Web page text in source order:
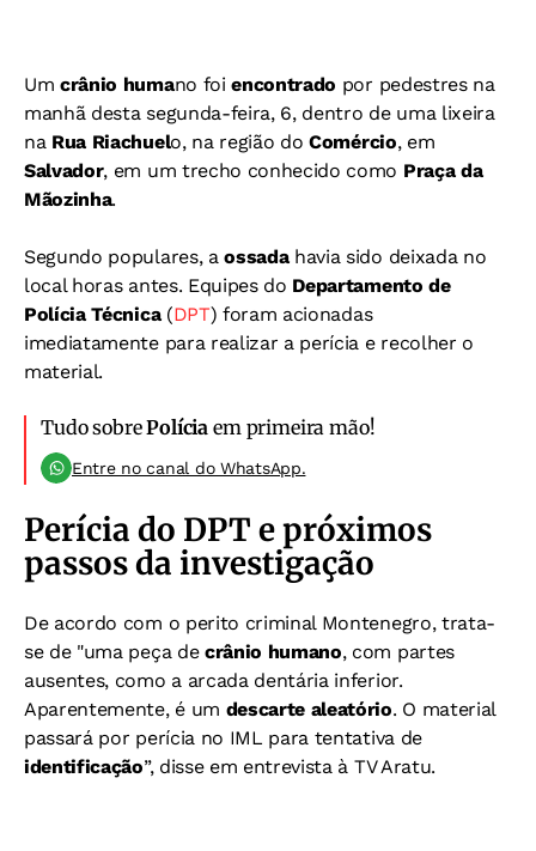
Umcrânio humano foiencontrado por pedestres na
manhã desta segunda-feira, 6, dentro de uma lixeira
na Rua Riachuelo, na região doComércio, em
Salvador, em um trecho conhecido como Praça da
Mãozinha.
Segundo populares, aossada havia sido deixada no
local horas antes. Equipes do Departamento de
Polícia Técnica(DPT) foram acionadas
imediatamente para realizar a perícia e recolher o
material.
Tudo sobrePolícia em primeira mão!
Entre no canal do WhatsApp.
Perícia do DPT e próximos
passos da investigação
De acordo com o perito criminal Montenegro, trata-
se de "uma peça de crânio humano, com partes
ausentes, como a arcada dentária inferior.
Aparentemente, é um descarte aleatório. O material
passará por perícia no IML para tentativa de
identificação”, disse em entrevista à TV Aratu.